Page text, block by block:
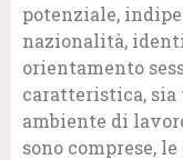
potenziale,
nazionalità,
orientamento
caratteristica,
ambiente di
sono comprese,